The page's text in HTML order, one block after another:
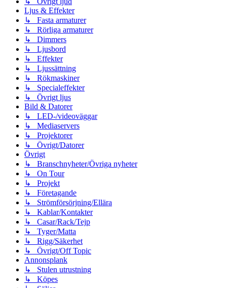
Ljus & Effekter
↳ Fasta armaturer
↳ Rörliga armaturer
↳ Dimmers
↳ Ljusbord
↳ Effekter
↳ Ljussättning
↳ Rökmaskiner
↳ Specialeffekter
↳ Övrigt ljus
Bild & Datorer
↳ LED-/videoväggar
↳ Mediaservers
↳ Projektorer
↳ Övrigt/Datorer
Övrigt
↳ Branschnyheter/Övriga nyheter
↳ On Tour
↳ Projekt
↳ Företagande
↳ Strömförsörjning/Ellära
↳ Kablar/Kontakter
↳ Casar/Rack/Tejp
↳ Tyger/Matta
↳ Rigg/Säkerhet
↳ Övrigt/Off Topic
Annonsplank
↳ Stulen utrustning
↳ Köpes